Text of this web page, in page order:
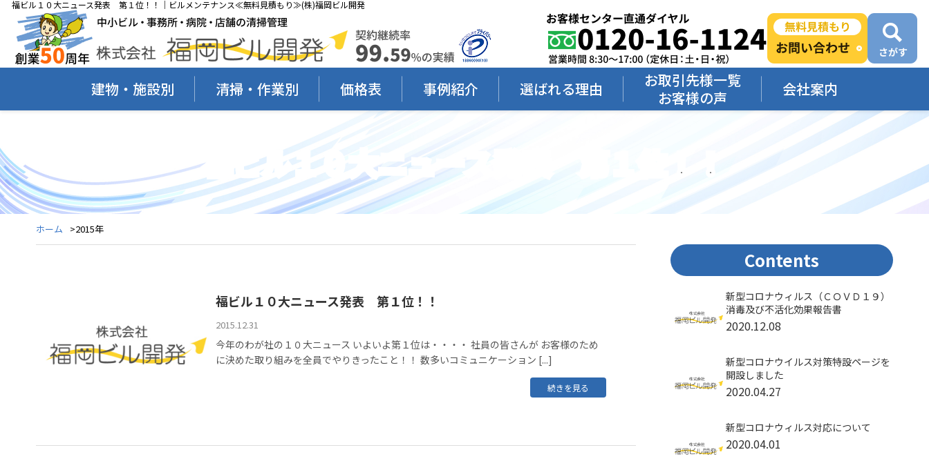
福ビル１０大ニュース発表 第１位！！｜ビルメンテナンス≪無料見積もり≫(株)福岡ビル開発
建物・施設別 清掃・作業別 価格表 事例紹介 選ばれる理由
お取引先様一覧
お客様の声
会社案内
福ビル１０大ニュース発表 第１位！！
ホーム 2015年
福ビル１０大ニュース発表 第１位！！
2015.12.31
今年のわが社の１０大ニュース いよいよ第１位は・・・・ 社員の皆さんが お客様のため
に決めた取り組みを全員でやりきったこと！！ 数多いコミュニケーション [...]
続きを見る
Contents
新型コロナウィルス（ＣＯＶＤ１９）
消毒及び不活化効果報告書
2020.12.08
新型コロナウイルス対策特設ページを
開設しました
2020.04.27
新型コロナウィルス対応について
2020.04.01